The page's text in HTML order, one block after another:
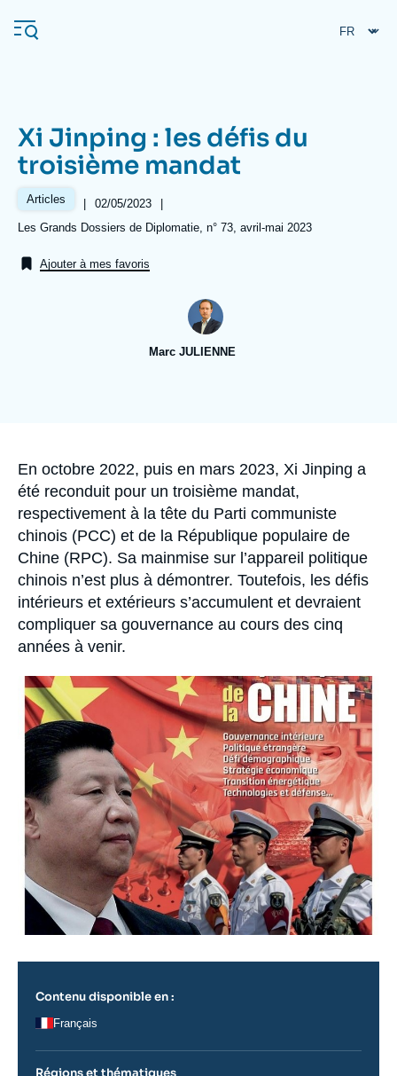
au
contenu
Navigation
principale
L'Ifri
Analyses
Proche-Orient
Xi Jinping : les défis du
troisième mandat
Articles |
Date
02/05/2023
|
Références
Les Grands Dossiers de Diplomatie, n° 73, avril-mai 2023
Ajouter à mes favoris
Marc JULIENNE
Accroche
En octobre 2022, puis en mars 2023, Xi Jinping a
été reconduit pour un troisième mandat,
respectivement à la tête du Parti communiste
chinois (PCC) et de la République populaire de
Chine (RPC). Sa mainmise sur l’appareil politique
chinois n’est plus à démontrer. Toutefois, les défis
intérieurs et extérieurs s’accumulent et devraient
compliquer sa gouvernance au cours des cinq
années à venir.
Image
principale
Contenu disponible en :
Français
Régions et thématiques